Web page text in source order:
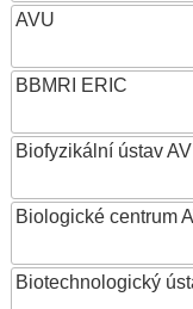
AVU
BBMRI ERIC
Biofyzikální ústav
Biologické centrum
Biotechnologický